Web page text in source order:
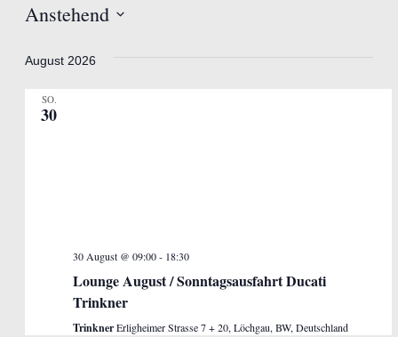
Anstehend
wählen.
August 2026
SO.
30
30 August @ 09:00- 18:30
Lounge August / Sonntagsausfahrt Ducati
Trinkner
TrinknerErligheimer Strasse 7 + 20, Löchgau, BW, Deutschland